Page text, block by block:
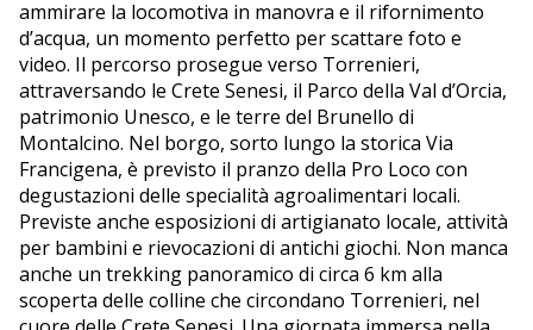
ammirare la locomotiva in manovra e il rifornimento
d’acqua, un momento perfetto per scattare foto e
video. Il percorso prosegue verso Torrenieri,
attraversando le Crete Senesi, il Parco della Val d’Orcia,
patrimonio Unesco, e le terre del Brunello di
Montalcino. Nel borgo, sorto lungo la storica Via
Francigena, è previsto il pranzo della Pro Loco con
degustazioni delle specialità agroalimentari locali.
Previste anche esposizioni di artigianato locale, attività
per bambini e rievocazioni di antichi giochi. Non manca
anche un trekking panoramico di circa 6 km alla
scoperta delle colline che circondano Torrenieri, nel